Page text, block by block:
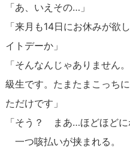
「あ、いえその…」
「来月も14日にお休みが欲
イトデーか」
「そんなんじゃありません
級生です。たまたまこっち
ただけです」
「そう？ まあ…ほどほどに
一つ咳払いが挟まれる。